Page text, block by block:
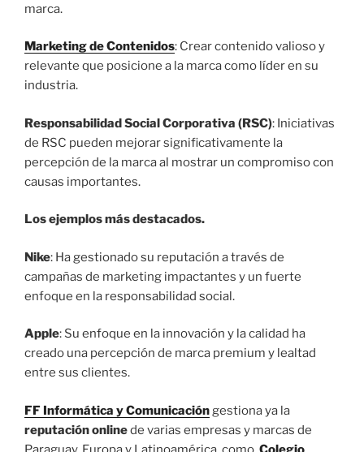
marca.
Marketing de Contenidos: Crear contenido valioso y
relevante que posicione a la marca como líder en su
industria.
Responsabilidad Social Corporativa (RSC): Iniciativas
de RSC pueden mejorar significativamente la
percepción de la marca al mostrar un compromiso con
causas importantes.
Los ejemplos más destacados.
Nike: Ha gestionado su reputación a través de
campañas de marketing impactantes y un fuerte
enfoque en la responsabilidad social.
Apple: Su enfoque en la innovación y la calidad ha
creado una percepción de marca premium y lealtad
entre sus clientes.
FF Informática y Comunicacióngestiona ya la
reputación onlinede varias empresas y marcas de